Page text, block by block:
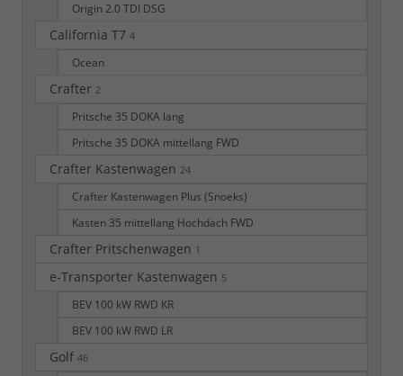
Origin 2.0 TDI DSG
California T7 4
Ocean
Crafter 2
Pritsche 35 DOKA lang
Pritsche 35 DOKA mittellang FWD
Crafter Kastenwagen 24
Crafter Kastenwagen Plus (Snoeks)
Kasten 35 mittellang Hochdach FWD
Crafter Pritschenwagen 1
e-Transporter Kastenwagen 5
BEV 100 kW RWD KR
BEV 100 kW RWD LR
Golf 46